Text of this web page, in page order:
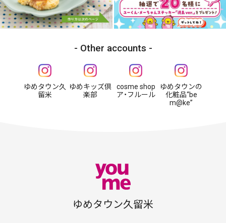
Other accounts
ゆめタウン久
留米
ゆめキッズ倶
楽部
cosme shop
ア・フルール
ゆめタウンの
化粧品“be
m@ke”
ゆめタウン久留米